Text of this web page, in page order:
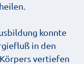
konnte
in den
vertiefen